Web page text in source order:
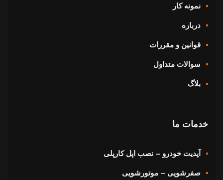
نمونه کار
درباره
قوانین و مقررات
سوالات متداول
بلاگ
خدمات ما
آپدیت خودرو – نصب اپل کارپلی
صفرشویی – موتورشویی